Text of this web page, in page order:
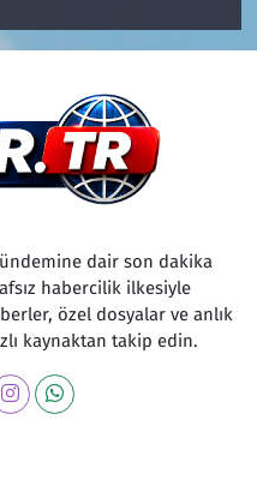
dair son dakika
habercilik ilkesiyle
özel dosyalar ve anlık
kaynaktan takip edin.